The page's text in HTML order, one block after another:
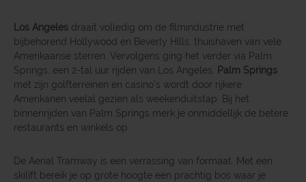
Los Angeles draait volledig om de filmindustrie met
bijbehorend Hollywood en Beverly Hills, thuishaven van vele
Amerikaanse sterren. Vervolgens ging het verder via Palm
Springs, een 2-tal uur rijden van Los Angeles.
Palm Springs
met zijn golfterreinen en casino’s wordt door rijkere
Amerikanen veelal gezien als weekenduitstap. Bij het
binnenrijden van Palm Springs merk je onmiddellijk de betere
restaurants en winkels op.
De Aerial Tramway is een verrassing van formaat. Met een
skilift bereik je op grote hoogte een prachtig bos waar je